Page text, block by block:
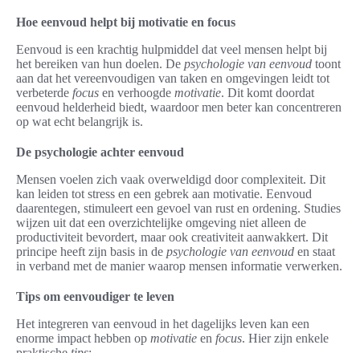
Hoe eenvoud helpt bij motivatie en focus
Eenvoud is een krachtig hulpmiddel dat veel mensen helpt bij
het bereiken van hun doelen. De psychologie van eenvoud toont
aan dat het vereenvoudigen van taken en omgevingen leidt tot
verbeterde focus en verhoogde motivatie. Dit komt doordat
eenvoud helderheid biedt, waardoor men beter kan concentreren
op wat echt belangrijk is.
De psychologie achter eenvoud
Mensen voelen zich vaak overweldigd door complexiteit. Dit
kan leiden tot stress en een gebrek aan motivatie. Eenvoud
daarentegen, stimuleert een gevoel van rust en ordening. Studies
wijzen uit dat een overzichtelijke omgeving niet alleen de
productiviteit bevordert, maar ook creativiteit aanwakkert. Dit
principe heeft zijn basis in de psychologie van eenvoud en staat
in verband met de manier waarop mensen informatie verwerken.
Tips om eenvoudiger te leven
Het integreren van eenvoud in het dagelijks leven kan een
enorme impact hebben op motivatie en focus. Hier zijn enkele